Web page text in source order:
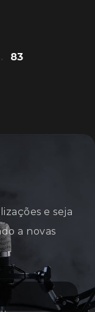
83
e seja
a novas